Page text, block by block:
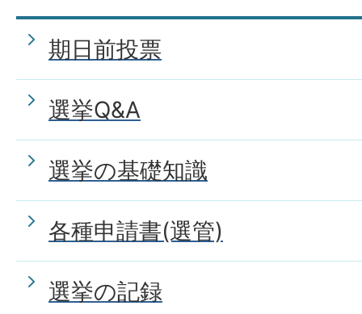
期日前投票
選挙Q&A
選挙の基礎知識
各種申請書(選管)
選挙の記録